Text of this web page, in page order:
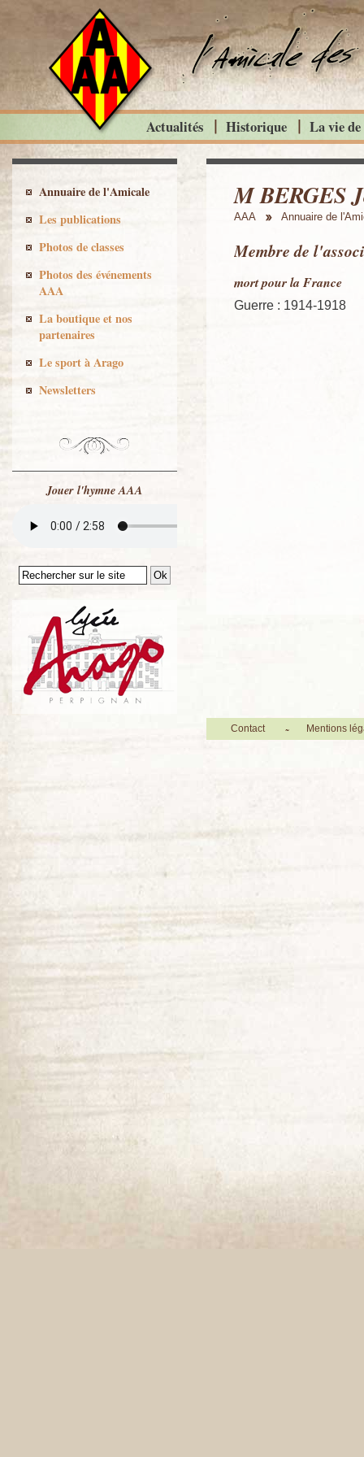
M BERGES
AAA Annuaire de
Membre de
mort pour la France
Guerre : 1914-1918
Actualités Historique La vie
Annuaire de l'Amicale
Les publications
Photos de classes
Photos des événements
AAA
La boutique et nos
partenaires
Le sport à Arago
Newsletters
Jouer l'hymne AAA
Contact Mentions